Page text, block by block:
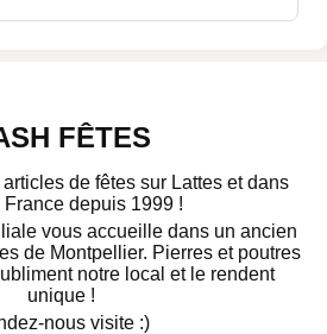
FÊTES
de fêtes sur Lattes et dans
France depuis 1999 !
vous accueille dans un ancien
de Montpellier. Pierres et poutres
notre local et le rendent
unique !
nous visite :)